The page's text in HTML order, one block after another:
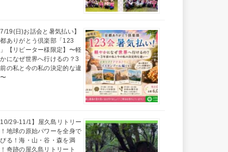
7/19(日)お話会と暑気払い】
ありがとう倶楽部「123
【リピーター様限定】〜軽
になぜ世界へ行けるの？3
の私と今の私の決定的な違
10/29-11/1】屋久島リトリー
！地球の原始パワーを全身で
る！海・山・谷・森を満
奇跡の屋久島リトリート